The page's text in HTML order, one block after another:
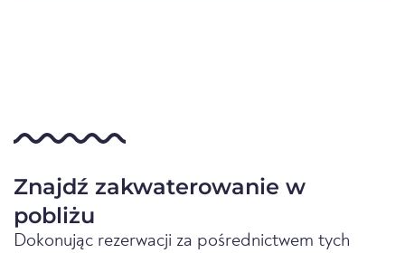
Znajdź zakwaterowanie w
pobliżu
Dokonując rezerwacji za pośrednictwem tych